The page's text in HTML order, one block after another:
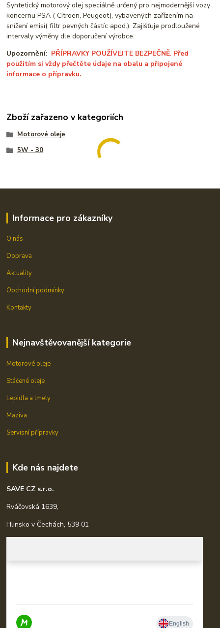
Syntetický motorový olej speciálně určený pro nejmodernější vozy
koncernu PSA ( Citroen, Peugeot), vybavených zařízením na
snížení emisí( filtr pevných částíc apod.). Zajišťuje prodloužené
intervaly výměny dle doporučení výrobce.
Upozornění: PŘÍPRAVKY POUŽÍVEJTE BEZPEČNĚ. Před
použitím si vždy přečtěte údaje na obalu a připojené
informace o přípravku.
Zboží zařazeno v kategoriích
Motorové oleje
5W - 30
Informace pro zákazníky
O nás
Doprava
Aktuality
Obchodní podmínky
Kontakty
Nejnavštěvovanější kategorie
Motorové oleje
Stáčené oleje
Lepidla a tmely
Maziva
Servisní přípravky
Kde nás najdete
SAVE CZ s.r.o.
Rváčovská 1639,
Hlinsko v Čechách, 539 01